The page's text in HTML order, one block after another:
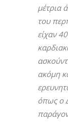
μέτρια
του
είχαν
ακόμη
όπως ο